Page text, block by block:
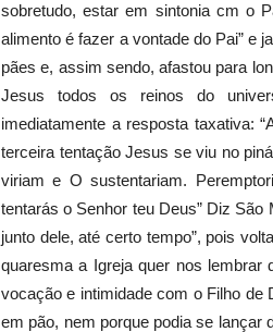
sobretudo, estar em sintonia cm o
alimento é fazer a vontade do Pai” e
pães e, assim sendo, afastou para
Jesus todos os reinos do
imediatamente a resposta taxativa:
terceira tentação Jesus se viu no
viriam e O sustentariam.
tentarás o Senhor teu Deus” Diz
junto dele, até certo tempo”, pois
quaresma a Igreja quer nos
vocação e intimidade com o Filho de
em pão, nem porque podia se lançar